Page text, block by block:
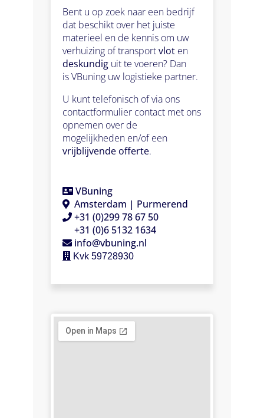
Bent u op zoek naar een bedrijf
dat beschikt over het juiste
materieel en de kennis om uw
verhuizing of transportvlot en
deskundig uit te voeren? Dan
is VBuning uw logistieke partner.
U kunt telefonisch of via ons
contactformulier contact met ons
opnemen over de
mogelijkheden en/of een
vrijblijvende offerte.
VBuning
Amsterdam | Purmerend
+31 (0)299 78 67 50
+31 (0)6 5132 1634
info@vbuning.nl
Kvk 59728930